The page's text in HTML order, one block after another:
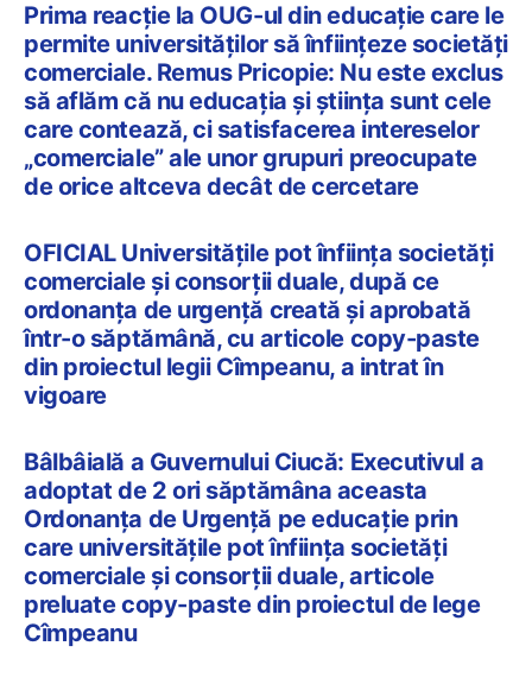
Prima reacție la OUG-ul din educație care le
permite universităților să înființeze societăți
comerciale. Remus Pricopie: Nu este exclus
să aflăm că nu educația și știința sunt cele
care contează, ci satisfacerea intereselor
„comerciale” ale unor grupuri preocupate
de orice altceva decât de cercetare
OFICIAL Universitățile pot înființa societăți
comerciale și consorții duale, după ce
ordonanța de urgență creată și aprobată
într-o săptămână, cu articole copy-paste
din proiectul legii Cîmpeanu, a intrat în
vigoare
Bâlbâială a Guvernului Ciucă: Executivul a
adoptat de 2 ori săptămâna aceasta
Ordonanța de Urgență pe educație prin
care universitățile pot înființa societăți
comerciale și consorții duale, articole
preluate copy-paste din proiectul de lege
Cîmpeanu